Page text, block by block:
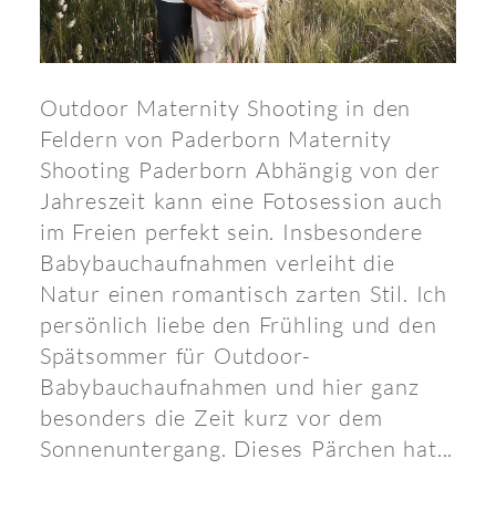
Outdoor Maternity Shooting in den
Feldern von Paderborn Maternity
Shooting Paderborn Abhängig von der
Jahreszeit kann eine Fotosession auch
im Freien perfekt sein. Insbesondere
Babybauchaufnahmen verleiht die
Natur einen romantisch zarten Stil. Ich
persönlich liebe den Frühling und den
Spätsommer für Outdoor-
Babybauchaufnahmen und hier ganz
besonders die Zeit kurz vor dem
Sonnenuntergang. Dieses Pärchen hat...